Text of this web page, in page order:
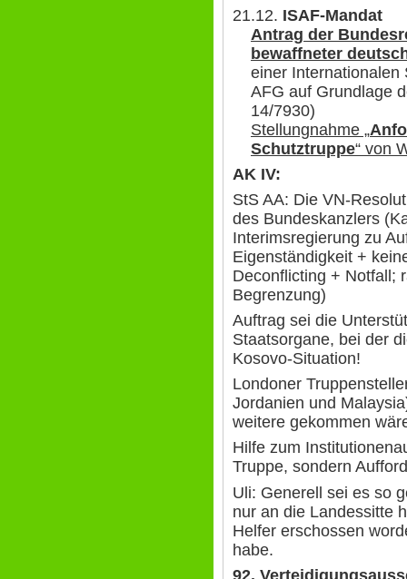
21.12. ISAF-Mandat
Antrag der
bewaffneter
einer Internationalen
AFG auf Grundlage
14/7930)
Stellungnahme „
Schutztruppe“ von
AK IV:
StS AA: Die VN-
des Bundeskanzlers
Interimsregierung zu
Eigenständigkeit +
Deconflicting + Notfall;
Begrenzung)
Auftrag sei die
Staatsorgane, bei der
Kosovo-Situation!
Londoner
Jordanien und
weitere gekommen
Hilfe zum
Truppe, sondern
Uli: Generell sei es so
nur an die Landessitte
Helfer erschossen
habe.
92.